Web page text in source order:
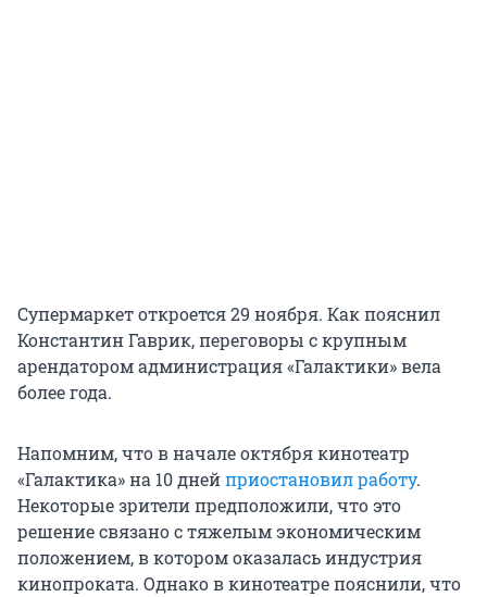
Супермаркет откроется 29 ноября. Как пояснил
Константин Гаврик, переговоры с крупным
арендатором администрация «Галактики» вела
более года.
Напомним, что в начале октября кинотеатр
«Галактика» на 10 днейприостановил работу.
Некоторые зрители предположили, что это
решение связано с тяжелым экономическим
положением, в котором оказалась индустрия
кинопроката. Однако в кинотеатре пояснили, что